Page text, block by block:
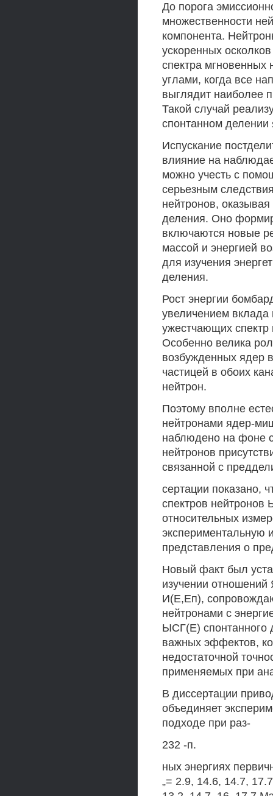
До порога
множественности
компонента.
ускоренных
спектра
углами, когда все
выглядит наиболее
Такой случай
спонтанном делении
Испускание
влияние на
можно учесть с
серьезным
нейтронов,
деления. Оно
включаются новые
массой и энергией
для изучения
деления.
Рост энергии
увеличением
ужестчающих спектр
Особенно велика
возбужденных ядер
частицей в обоих
нейтрон.
Поэтому вполне
нейтронами ядер-
наблюдено на фоне
нейтронов
связанной с
сертации показано,
спектров нейтронов
относительных
представления о
Новый факт был
изучении
И(Е,Еп),
нейтронами с
ЫСГ(Е) спонтанного
важных эффектов,
недостаточной
применяемых при
В диссертации
объединяет
подходе при раз-
232 -п.
ных энергиях
„= 2.9, 14.6, 14.7,